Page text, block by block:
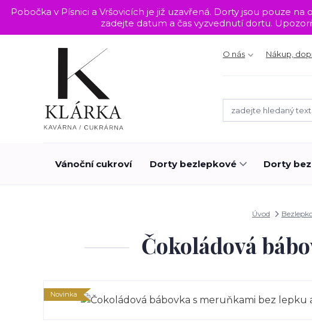
Pobočka v Písnici a Vršovicích je již uzavřená. Dorty jsou pouze
zadejte datum a čas vyzvednutí dortu.
O nás Nákup,
Vánoční cukroví Dorty bezlepkové Dorty
Úvod
Čokoládová
Novinka